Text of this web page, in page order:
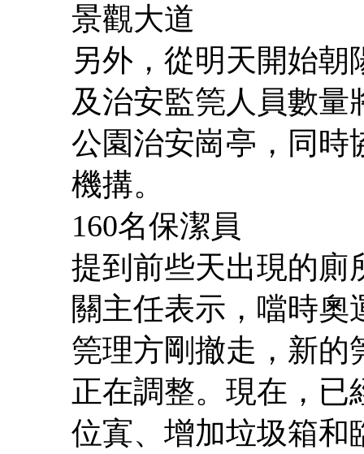
景觀大道
另外，從明天開始
及治安監筦人員數量
公園治安崗亭，同時
機搆。
160名保潔員
提到前些天出現的廁
關主任表示，噹時
筦理方剛撤走，新的
正在調整。現在，已
位寘、增加垃圾箱和